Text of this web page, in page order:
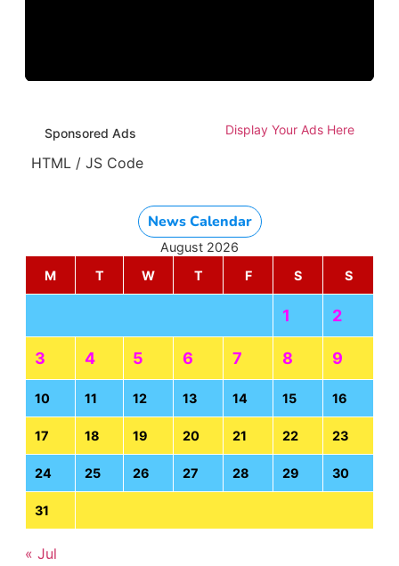
Sponsored Ads Display Your Ads Here
HTML / JS Code
News Calendar
August 2026
M
T W T F S S
1 2
3 4 5 6 7 8 9
10 11 12 13 14 15 16
17 18 19 20 21 22 23
24 25 26 27 28 29 30
31
« Jul